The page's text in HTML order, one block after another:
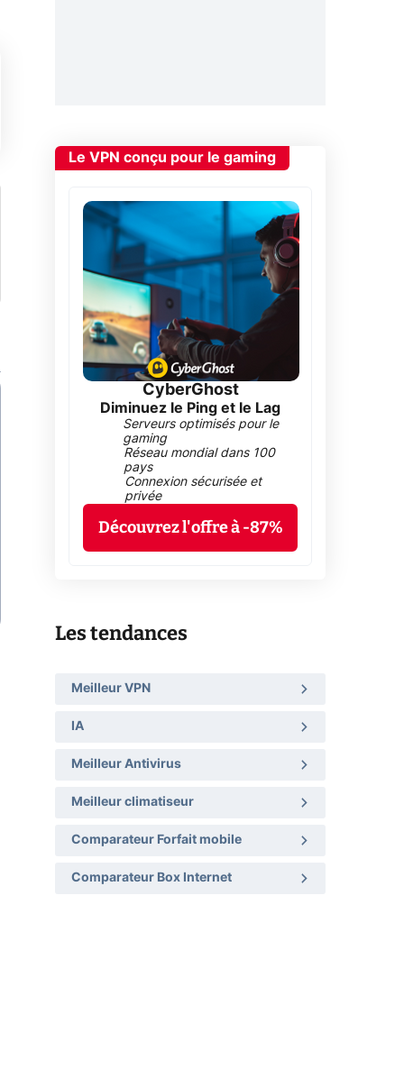
Le VPN conçu pour le gaming
CyberGhost
Diminuez le Ping et le Lag
Serveurs optimisés pour le
gaming
Réseau mondial dans 100
pays
Connexion sécurisée et
privée
Découvrez l'offre à -87%
Les tendances
Meilleur VPN
IA
Meilleur Antivirus
Meilleur climatiseur
Comparateur Forfait mobile
Comparateur Box Internet